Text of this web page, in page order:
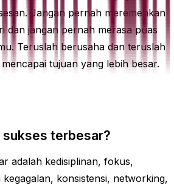
Jangan pernah meremehkan
dan jangan pernah merasa puas
Teruslah berusaha dan teruslah
tujuan yang lebih besar.
sukses terbesar?
adalah kedisiplinan, fokus,
kegagalan, konsistensi, networking,